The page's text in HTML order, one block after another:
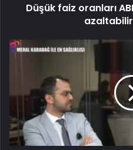
Düşük faiz oranları